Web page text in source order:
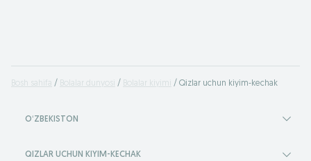
Bosh sahifa Bolalar dunyosi Bolalar kiyimi Qizlar uchun kiyim-kechak
OʻZBEKISTON
QIZLAR UCHUN KIYIM-KECHAK